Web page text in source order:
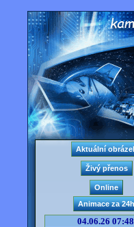
04.06.26 07:48